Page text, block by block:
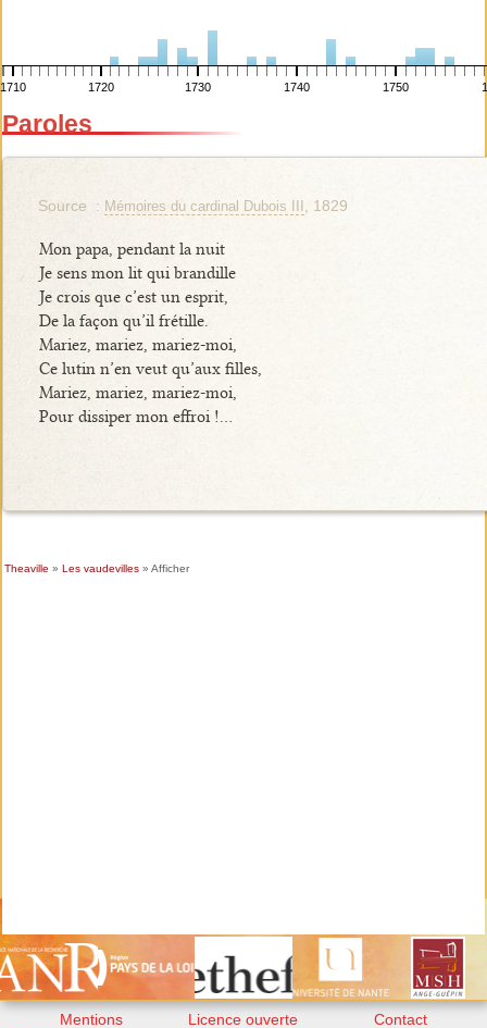
1710 1720 1730 1740 1750
Paroles
Source : Mémoires du cardinal Dubois III , 1829
Mon papa, pendant la nuit
Je sens mon lit qui brandille
Je crois que c’est un esprit,
De la façon qu’il frétille.
Mariez, mariez, mariez-moi,
Ce lutin n’en veut qu’aux filles,
Mariez, mariez, mariez-moi,
Pour dissiper mon effroi !...
Theaville » Les vaudevilles» Afficher
Mentions
Licence ouverte
Contact